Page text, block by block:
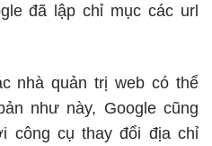
đã lập chỉ mục các url
nhà quản trị web có thể
như này, Google cũng
công cụ thay đổi địa chỉ